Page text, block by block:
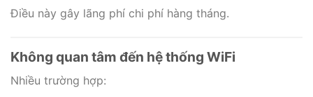
Điều này gây lãng phí chi phí hàng tháng.
Không quan tâm đến hệ thống WiFi
Nhiều trường hợp: